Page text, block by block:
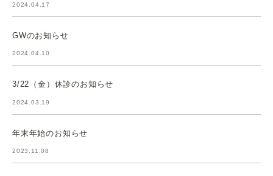
2024.04.17
GWのお知らせ
2024.04.10
3/22（金）休診のお知らせ
2024.03.19
年末年始のお知らせ
2023.11.08